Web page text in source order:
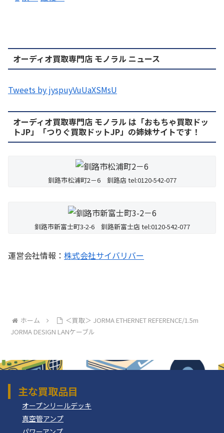
オーディオ買取専門店 モノラル ニュース
Tweets by jyspuyVuUaXSMsU
オーディオ買取専門店 モノラル は「おもちゃ買取ドッ
トJP」「つりぐ買取ドットJP」の姉妹サイトです！
釧路市松浦町2－6 釧路店 tel:0120-542-077
釧路市新富士町3-2-6 釧路新富士店 tel:0120-542-077
運営会社情報： 株式会社サイバリバー
ホーム
＜買取＞ JORMA ETHERNET REFERENCE/1.5m
JORMA DESIGN LANケーブル
主な買取品目
オープンリールデッキ
真空管アンプ